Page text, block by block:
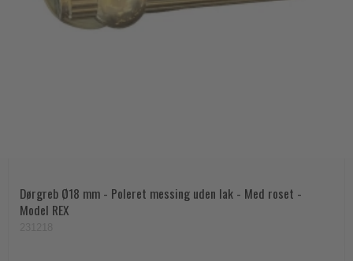
Dørgreb Ø18 mm - Poleret messing uden lak - Med roset -
Model REX